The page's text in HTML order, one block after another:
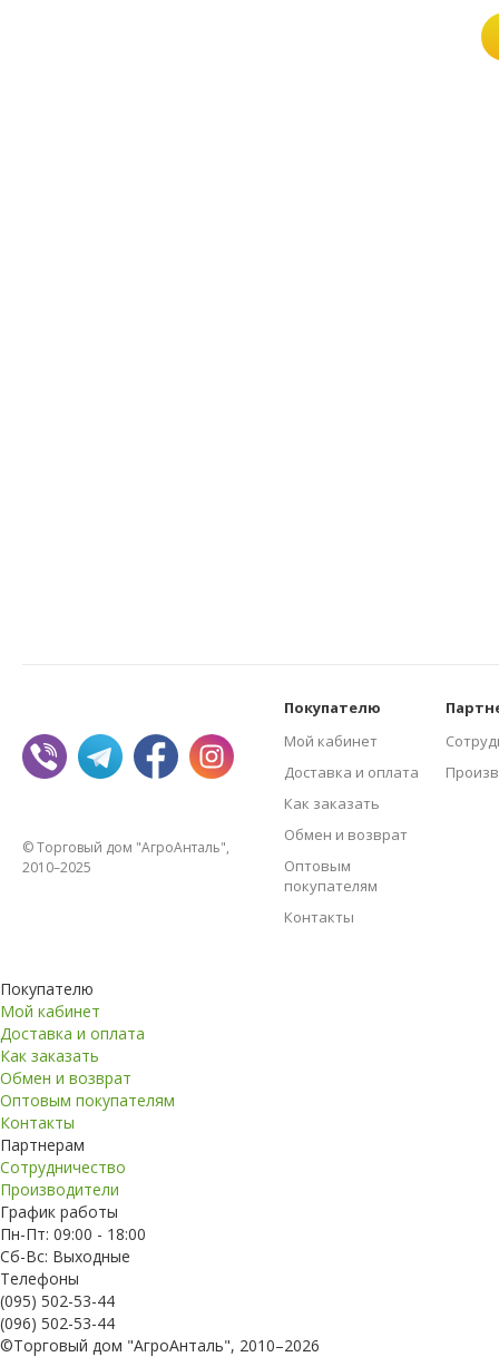
© Торговый дом "АгроАнталь",
2010–2025
Покупателю
Мой кабинет
Доставка и оплата
Как заказать
Обмен и возврат
Оптовым
покупателям
Контакты
Покупателю
Мой кабинет
Доставка и оплата
Как заказать
Обмен и возврат
Оптовым покупателям
Контакты
Партнерам
Сотрудничество
Производители
График работы
Пн-Пт: 09:00 - 18:00
Сб-Вс: Выходные
Телефоны
(095) 502-53-44
(096) 502-53-44
©Торговый дом "АгроАнталь", 2010–2026